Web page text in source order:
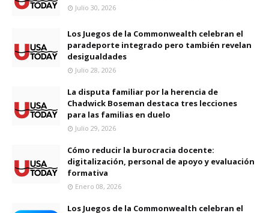
Julio 30, 2026
Los Juegos de la Commonwealth celebran el
paradeporte integrado pero también revelan
desigualdades
Julio 28, 2026
La disputa familiar por la herencia de
Chadwick Boseman destaca tres lecciones
para las familias en duelo
Julio 29, 2026
Cómo reducir la burocracia docente:
digitalización, personal de apoyo y evaluación
formativa
Enero 08, 2026
Los Juegos de la Commonwealth celebran el